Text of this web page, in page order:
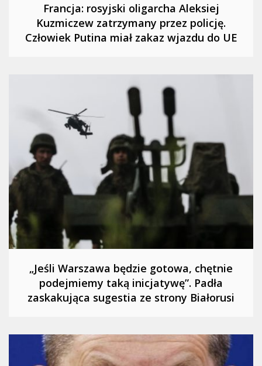
Francja: rosyjski oligarcha Aleksiej
Kuzmiczew zatrzymany przez policję.
Człowiek Putina miał zakaz wjazdu do UE
„Jeśli Warszawa będzie gotowa, chętnie
podejmiemy taką inicjatywę”. Padła
zaskakująca sugestia ze strony Białorusi